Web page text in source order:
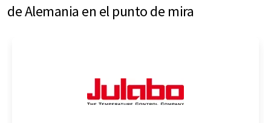
de Alemania en el punto de mira